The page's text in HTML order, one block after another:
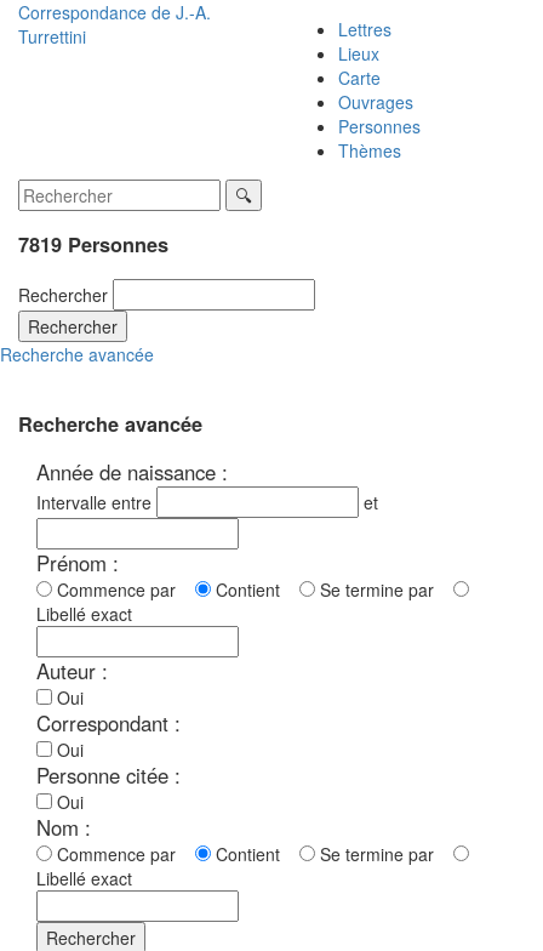
Correspondance de J.-A.
Turrettini
Lettres
Lieux
Carte
Ouvrages
Personnes
Thèmes
7819 Personnes
Rechercher
Rechercher
Recherche avancée
Recherche avancée
Année de naissance :
Intervalle entre et
Prénom :
Commence par Contient
Se termine par
Libellé exact
Auteur :
Oui
Correspondant :
Oui
Personne citée :
Oui
Nom :
Commence par Contient
Se termine par
Libellé exact
Rechercher